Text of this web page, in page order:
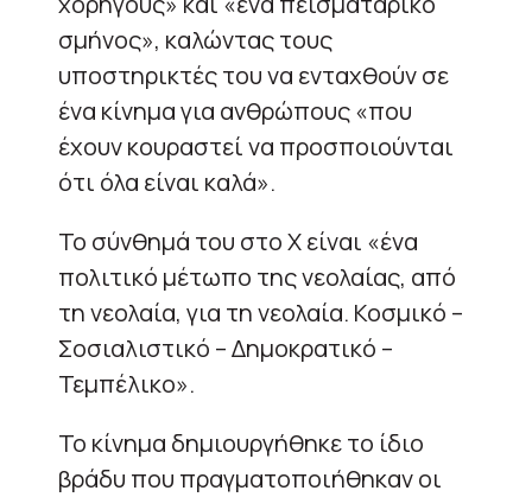
σμήνος», καλώντας τους
υποστηρικτές του να ενταχθούν σε
ένα κίνημα για ανθρώπους «που
έχουν κουραστεί να προσποιούνται
ότι όλα είναι καλά».
Το σύνθημά του στο X είναι «ένα
πολιτικό μέτωπο της νεολαίας, από
τη νεολαία, για τη νεολαία. Κοσμικό –
Σοσιαλιστικό – Δημοκρατικό –
Τεμπέλικο».
Το κίνημα δημιουργήθηκε το ίδιο
βράδυ που πραγματοποιήθηκαν οι